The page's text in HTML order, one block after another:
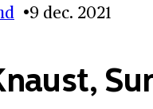
9 dec. 2021